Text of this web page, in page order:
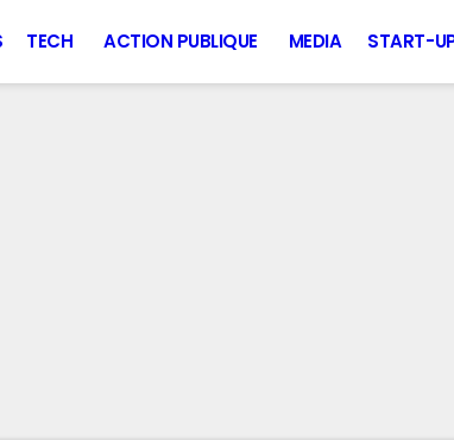
TECH ACTION PUBLIQUE MEDIA START-